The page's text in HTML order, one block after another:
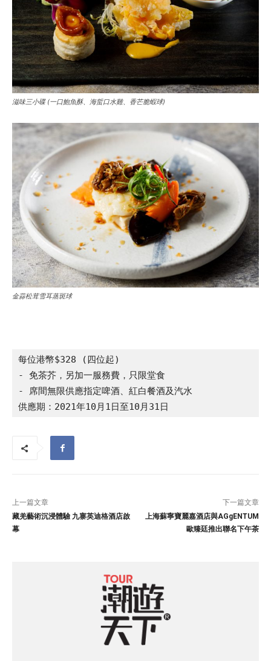
滋味三小碟 (一口鮑魚酥、海蜇口水雞、香芒脆蝦球)
金蒜松茸雪耳蒸斑球
每位港幣$328 (四位起)
- 免茶芥，另加一服務費，只限堂食
- 席間無限供應指定啤酒、紅白餐酒及汽水
供應期：2021年10月1日至10月31日
上一篇文章
藏羌藝術沉浸體驗 九寨英迪格酒店啟
幕
下一篇文章
上海蘇寧寶麗嘉酒店與AGgENTUM
歐臻廷推出聯名下午茶